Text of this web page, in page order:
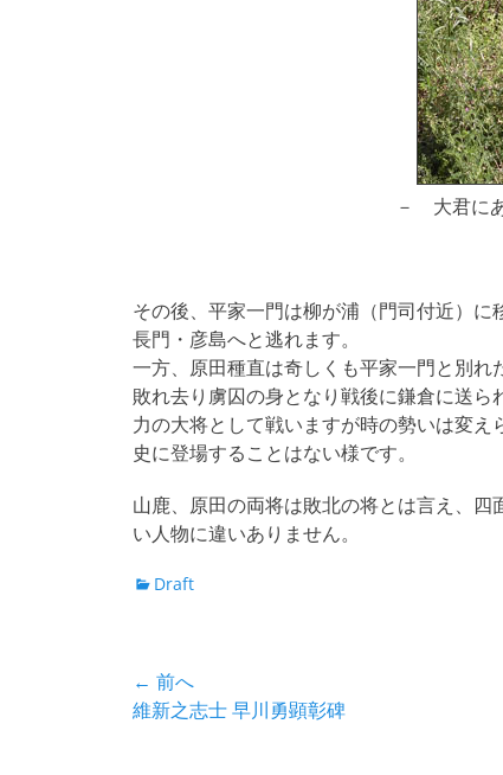
－ 大君に
その後、平家一門は柳が浦（門司付近）
長門・彦島へと逃れます。
一方、原田種直は奇しくも平家一門と別れ
敗れ去り虜囚の身となり戦後に鎌倉に送
力の大将として戦いますが時の勢いは変
史に登場することはない様です。
山鹿、原田の両将は敗北の将とは言え、
い人物に違いありません。
カ
ー
Draft
投
稿
← 前へ
前
維新之志士 早川勇顕彰碑